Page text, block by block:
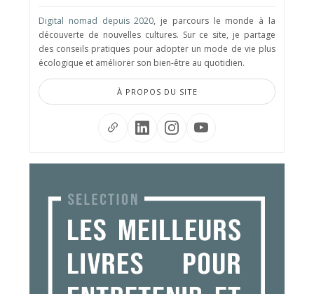
Digital nomad depuis 2020, je parcours le monde à la
découverte de nouvelles cultures. Sur ce site, je partage
des conseils pratiques pour adopter un mode de vie plus
écologique et améliorer son bien-être au quotidien.
À PROPOS DU SITE